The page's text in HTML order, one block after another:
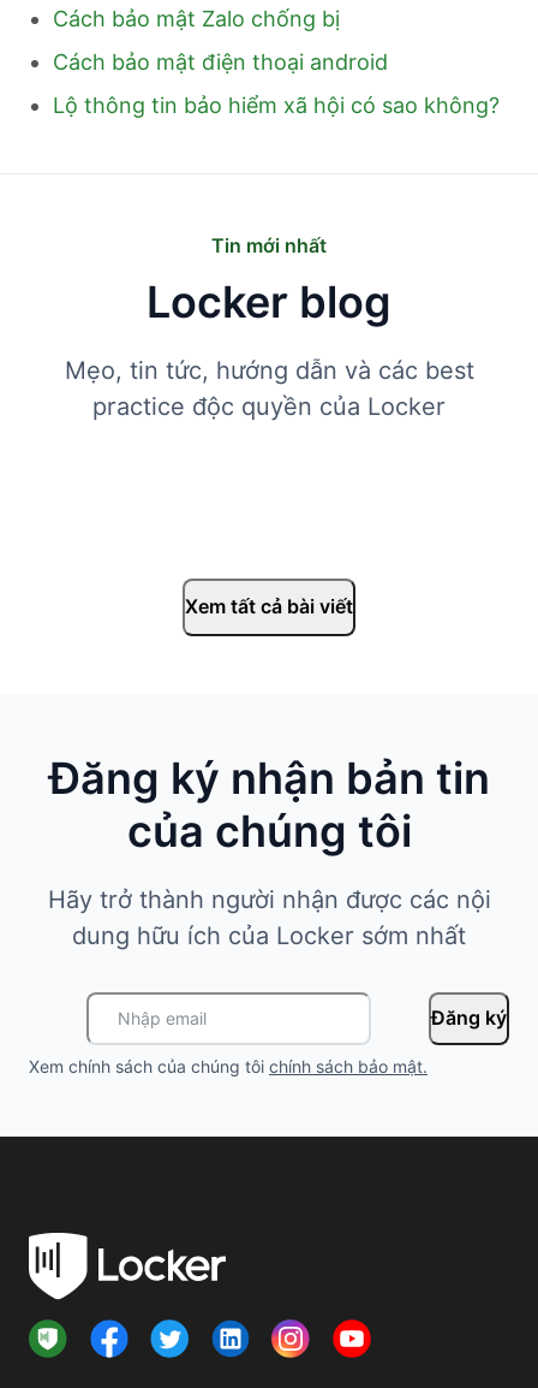
Cách bảo mật Zalo chống bị
Cách bảo mật điện thoại android
Lộ thông tin bảo hiểm xã hội có sao không?
Tin mới nhất
Locker blog
Mẹo, tin tức, hướng dẫn và các best
practice độc quyền của Locker
Xem tất cả bài viết
Đăng ký nhận bản tin
của chúng tôi
Hãy trở thành người nhận được các nội
dung hữu ích của Locker sớm nhất
Đăng ký
Xem chính sách của chúng tôi chính sách bảo mật.